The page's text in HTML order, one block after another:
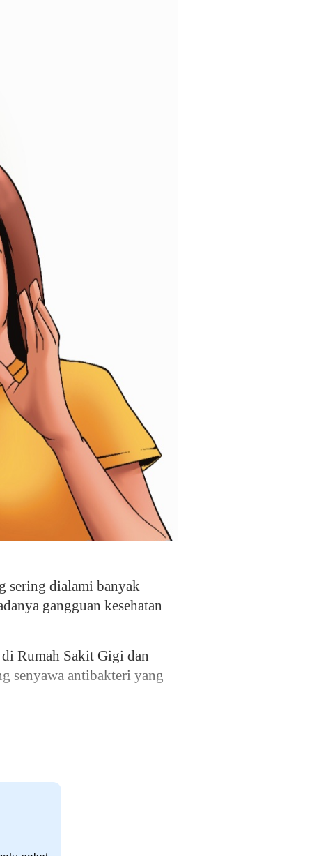
sering dialami banyak
gangguan kesehatan
Rumah Sakit Gigi dan
senyawa antibakteri yang